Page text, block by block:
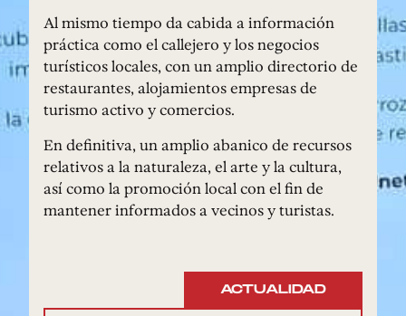
Al mismo tiempo da cabida a información
práctica como el callejero y los negocios
turísticos locales, con un amplio directorio de
restaurantes, alojamientos empresas de
turismo activo y comercios.
En definitiva, un amplio abanico de recursos
relativos a la naturaleza, el arte y la cultura,
así como la promoción local con el fin de
mantener informados a vecinos y turistas.
ACTUALIDAD